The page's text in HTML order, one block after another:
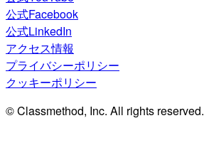
公式Facebook
公式LinkedIn
アクセス情報
プライバシーポリシー
クッキーポリシー
© Classmethod, Inc. All rights reserved.